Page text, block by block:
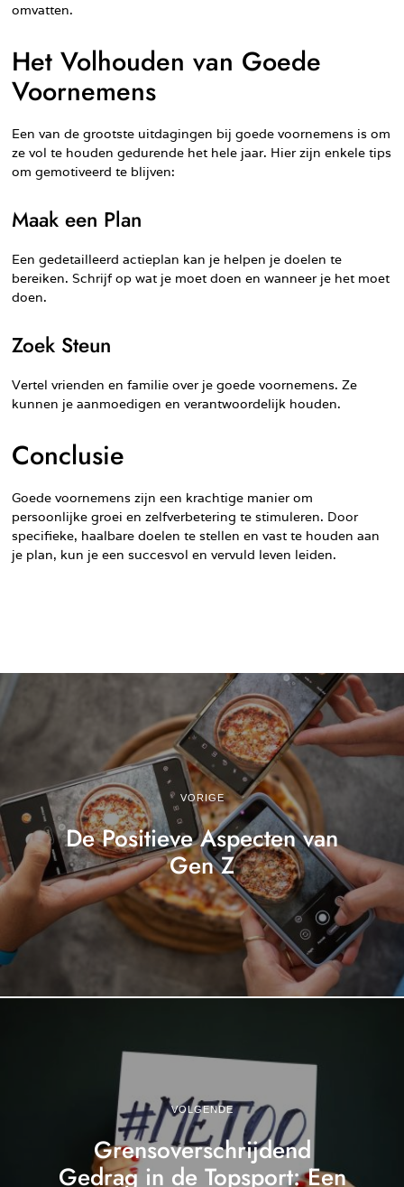
omvatten.
Het Volhouden van Goede
Voornemens
Een van de grootste uitdagingen bij goede voornemens is om
ze vol te houden gedurende het hele jaar. Hier zijn enkele tips
om gemotiveerd te blijven:
Maak een Plan
Een gedetailleerd actieplan kan je helpen je doelen te
bereiken. Schrijf op wat je moet doen en wanneer je het moet
doen.
Zoek Steun
Vertel vrienden en familie over je goede voornemens. Ze
kunnen je aanmoedigen en verantwoordelijk houden.
Conclusie
Goede voornemens zijn een krachtige manier om
persoonlijke groei en zelfverbetering te stimuleren. Door
specifieke, haalbare doelen te stellen en vast te houden aan
je plan, kun je een succesvol en vervuld leven leiden.
VORIGE
De Positieve Aspecten van
Gen Z
VOLGENDE
Grensoverschrijdend
Gedrag in de Topsport: Een